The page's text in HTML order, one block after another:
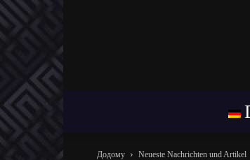
Додому Neueste Nachrichten und Artikel